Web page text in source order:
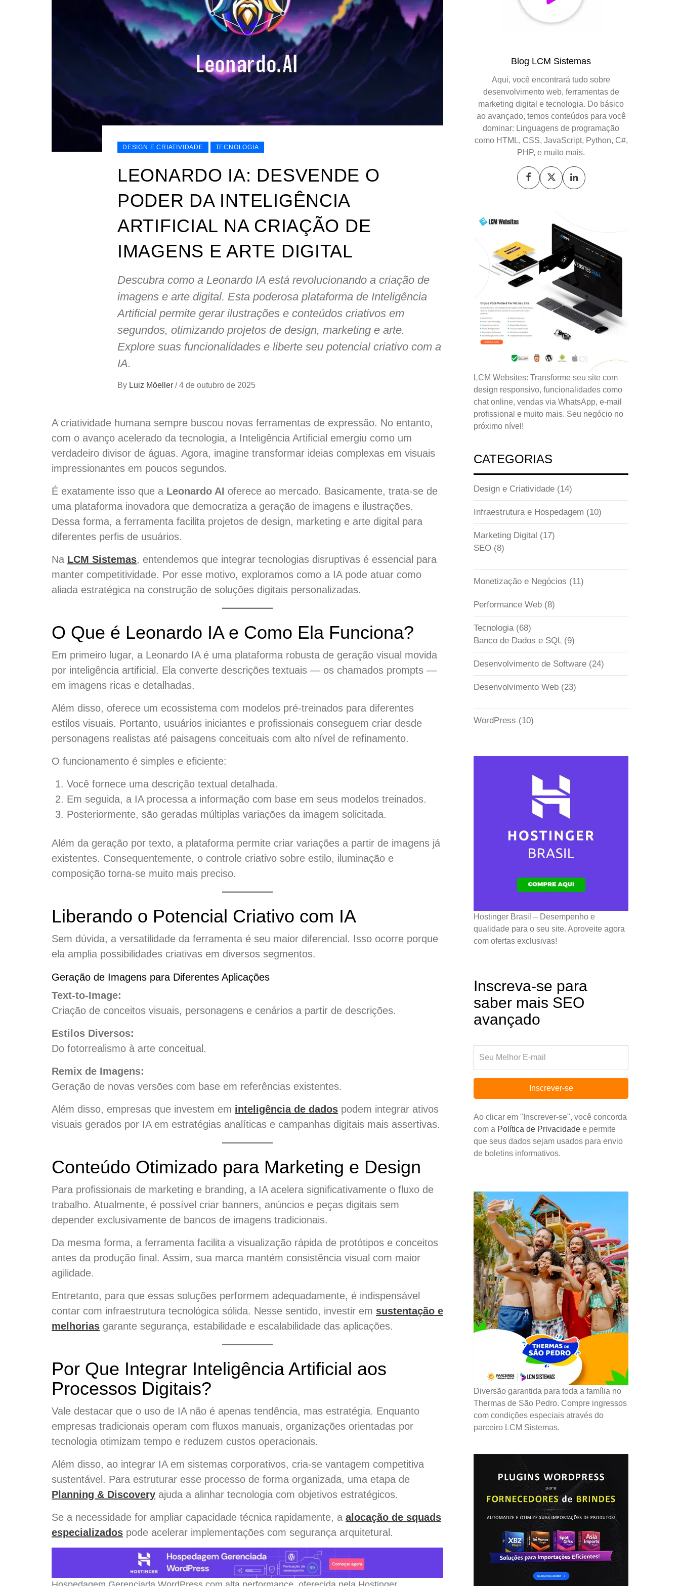
DESIGN E CRIATIVIDADE TECNOLOGIA
LEONARDO IA: DESVENDE O
PODER DA INTELIGÊNCIA
ARTIFICIAL NA CRIAÇÃO DE
IMAGENS E ARTE DIGITAL
Descubra como a Leonardo IA está revolucionando a criação de
imagens e arte digital. Esta poderosa plataforma de Inteligência
Artificial permite gerar ilustrações e conteúdos criativos em
segundos, otimizando projetos de design, marketing e arte.
Explore suas funcionalidades e liberte seu potencial criativo com a
IA.
By Luiz Möeller / 4 de outubro de 2025
A criatividade humana sempre buscou novas ferramentas de expressão. No entanto,
com o avanço acelerado da tecnologia, a Inteligência Artificial emergiu como um
verdadeiro divisor de águas. Agora, imagine transformar ideias complexas em visuais
impressionantes em poucos segundos.
É exatamente isso que a Leonardo AI oferece ao mercado. Basicamente, trata-se de
uma plataforma inovadora que democratiza a geração de imagens e ilustrações.
Dessa forma, a ferramenta facilita projetos de design, marketing e arte digital para
diferentes perfis de usuários.
Na LCM Sistemas, entendemos que integrar tecnologias disruptivas é essencial para
manter competitividade. Por esse motivo, exploramos como a IA pode atuar como
aliada estratégica na construção de soluções digitais personalizadas.
O Que é Leonardo IA e Como Ela Funciona?
Em primeiro lugar, a Leonardo IA é uma plataforma robusta de geração visual movida
por inteligência artificial. Ela converte descrições textuais — os chamados prompts —
em imagens ricas e detalhadas.
Além disso, oferece um ecossistema com modelos pré-treinados para diferentes
estilos visuais. Portanto, usuários iniciantes e profissionais conseguem criar desde
personagens realistas até paisagens conceituais com alto nível de refinamento.
O funcionamento é simples e eficiente:
Você fornece uma descrição textual detalhada.
Em seguida, a IA processa a informação com base em seus modelos treinados.
Posteriormente, são geradas múltiplas variações da imagem solicitada.
Além da geração por texto, a plataforma permite criar variações a partir de imagens já
existentes. Consequentemente, o controle criativo sobre estilo, iluminação e
composição torna-se muito mais preciso.
Liberando o Potencial Criativo com IA
Sem dúvida, a versatilidade da ferramenta é seu maior diferencial. Isso ocorre porque
ela amplia possibilidades criativas em diversos segmentos.
Geração de Imagens para Diferentes Aplicações
Text-to-Image:
Criação de conceitos visuais, personagens e cenários a partir de descrições.
Estilos Diversos:
Do fotorrealismo à arte conceitual.
Remix de Imagens:
Geração de novas versões com base em referências existentes.
Além disso, empresas que investem em inteligência de dados podem integrar ativos
visuais gerados por IA em estratégias analíticas e campanhas digitais mais assertivas.
Conteúdo Otimizado para Marketing e Design
Para profissionais de marketing e branding, a IA acelera significativamente o fluxo de
trabalho. Atualmente, é possível criar banners, anúncios e peças digitais sem
depender exclusivamente de bancos de imagens tradicionais.
Da mesma forma, a ferramenta facilita a visualização rápida de protótipos e conceitos
antes da produção final. Assim, sua marca mantém consistência visual com maior
agilidade.
Entretanto, para que essas soluções performem adequadamente, é indispensável
contar com infraestrutura tecnológica sólida. Nesse sentido, investir em sustentação e
melhorias garante segurança, estabilidade e escalabilidade das aplicações.
Por Que Integrar Inteligência Artificial aos
Processos Digitais?
Vale destacar que o uso de IA não é apenas tendência, mas estratégia. Enquanto
empresas tradicionais operam com fluxos manuais, organizações orientadas por
tecnologia otimizam tempo e reduzem custos operacionais.
Além disso, ao integrar IA em sistemas corporativos, cria-se vantagem competitiva
sustentável. Para estruturar esse processo de forma organizada, uma etapa de
Planning & Discovery ajuda a alinhar tecnologia com objetivos estratégicos.
Se a necessidade for ampliar capacidade técnica rapidamente, a alocação de squads
especializados pode acelerar implementações com segurança arquitetural.
Blog LCM Sistemas
Aqui, você encontrará tudo sobre
desenvolvimento web, ferramentas de
marketing digital e tecnologia. Do básico
ao avançado, temos conteúdos para você
dominar: Linguagens de programação
como HTML, CSS, JavaScript, Python, C#,
PHP, e muito mais.
LCM Websites: Transforme seu site com
design responsivo, funcionalidades como
chat online, vendas via WhatsApp, e-mail
profissional e muito mais. Seu negócio no
próximo nível!
CATEGORIAS
Design e Criatividade (14)
Infraestrutura e Hospedagem (10)
Marketing Digital (17)
SEO (8)
Monetização e Negócios (11)
Performance Web (8)
Tecnologia(68)
Banco de Dados e SQL(9)
Desenvolvimento de Software (24)
Desenvolvimento Web (23)
WordPress (10)
Hostinger Brasil – Desempenho e
qualidade para o seu site. Aproveite agora
com ofertas exclusivas!
Inscreva-se para
saber mais SEO
avançado
Inscrever-se
Ao clicar em "Inscrever-se", você concorda
com a Política de Privacidade e permite
que seus dados sejam usados para envio
de boletins informativos.
Diversão garantida para toda a família no
Thermas de São Pedro. Compre ingressos
com condições especiais através do
parceiro LCM Sistemas.